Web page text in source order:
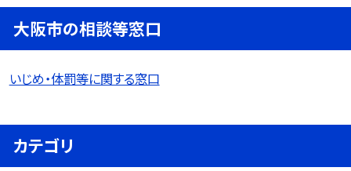
大阪市の相談等窓口
いじめ・体罰等に関する窓口
カテゴリ